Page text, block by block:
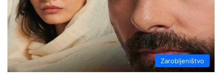
Zarobljeništvo